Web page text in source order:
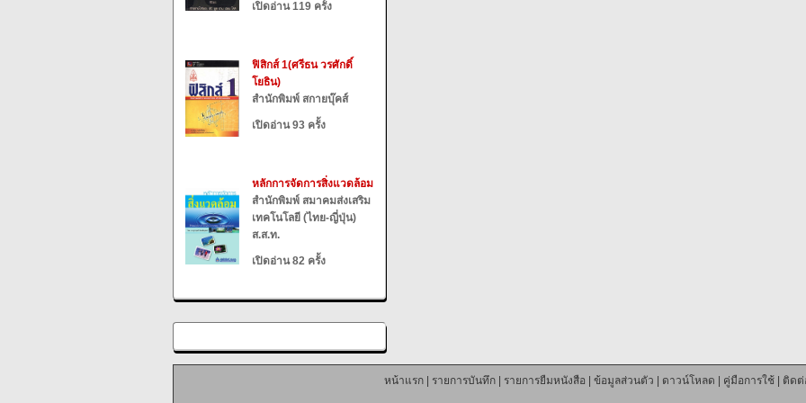
เปิดอ่าน 119 ครั้ง
ฟิสิกส์ 1(ศรีธน วรศักดิ์
โยธิน)
สำนักพิมพ์ สกายบุ๊คส์
เปิดอ่าน 93 ครั้ง
หลักการจัดการสิ่งแวดล้อม
สำนักพิมพ์ สมาคมส่งเสริม
เทคโนโลยี (ไทย-ญี่ปุ่น)
ส.ส.ท.
เปิดอ่าน 82 ครั้ง
หน้าแรก| รายการบันทึก| รายการยืมหนังสือ ข้อมูลส่วนตัว ดาวน์โหลด คู่มือการใช้| ติดต่